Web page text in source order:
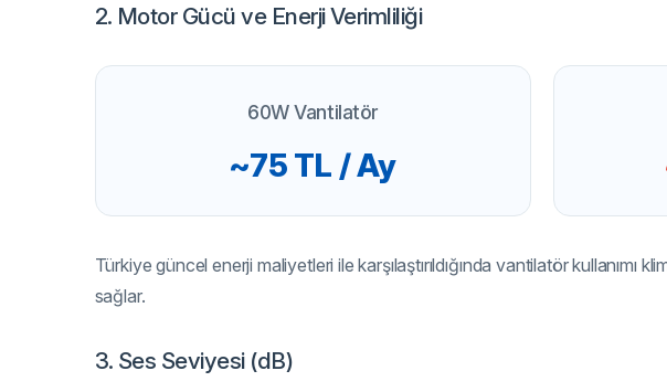
2. Motor Gücü ve Enerji Verimliliği
60W Vantilatör
~75 TL / Ay
Türkiye güncel enerji maliyetleri ile karşılaştırıldığında vantilatör kullanımı
sağlar.
3. Ses Seviyesi (dB)